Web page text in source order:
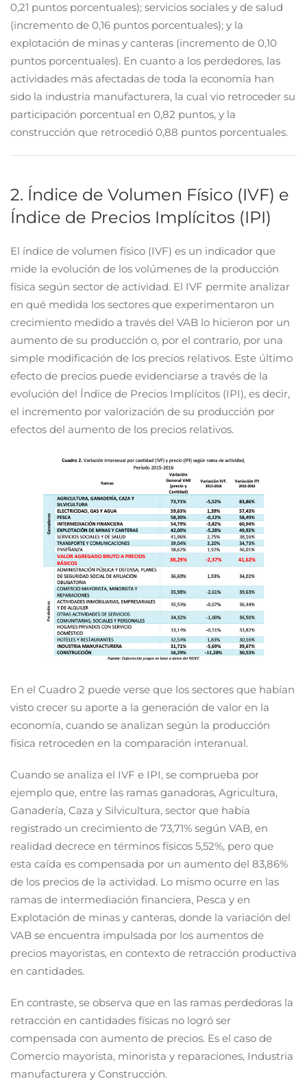
0,21 puntos porcentuales); servicios sociales y de salud
(incremento de 0,16 puntos porcentuales); y la
explotación de minas y canteras (incremento de 0,10
puntos porcentuales). En cuanto a los perdedores, las
actividades más afectadas de toda la economía han
sido la industria manufacturera, la cual vio retroceder su
participación porcentual en 0,82 puntos, y la
construcción que retrocedió 0,88 puntos porcentuales.
2. Índice de Volumen Físico (IVF) e
Índice de Precios Implícitos (IPI)
El índice de volumen físico (IVF) es un indicador que
mide la evolución de los volúmenes de la producción
física según sector de actividad. El IVF permite analizar
en qué medida los sectores que experimentaron un
crecimiento medido a través del VAB lo hicieron por un
aumento de su producción o, por el contrario, por una
simple modificación de los precios relativos. Este último
efecto de precios puede evidenciarse a través de la
evolución del Índice de Precios Implícitos (IPI), es decir,
el incremento por valorización de su producción por
efectos del aumento de los precios relativos.
En el Cuadro 2 puede verse que los sectores que habían
visto crecer su aporte a la generación de valor en la
economía, cuando se analizan según la producción
física retroceden en la comparación interanual.
Cuando se analiza el IVF e IPI, se comprueba por
ejemplo que, entre las ramas ganadoras, Agricultura,
Ganadería, Caza y Silvicultura, sector que había
registrado un crecimiento de 73,71% según VAB, en
realidad decrece en términos físicos 5,52%, pero que
esta caída es compensada por un aumento del 83,86%
de los precios de la actividad. Lo mismo ocurre en las
ramas de intermediación financiera, Pesca y en
Explotación de minas y canteras, donde la variación del
VAB se encuentra impulsada por los aumentos de
precios mayoristas, en contexto de retracción productiva
en cantidades.
En contraste, se observa que en las ramas perdedoras la
retracción en cantidades físicas no logró ser
compensada con aumento de precios. Es el caso de
Comercio mayorista, minorista y reparaciones, Industria
manufacturera y Construcción.